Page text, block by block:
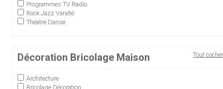
Programmes TV Radio
Rock Jazz Variété
Théatre Danse
Décoration Bricolage Maison Tout cocher
Architecture
Bricolage Décoration